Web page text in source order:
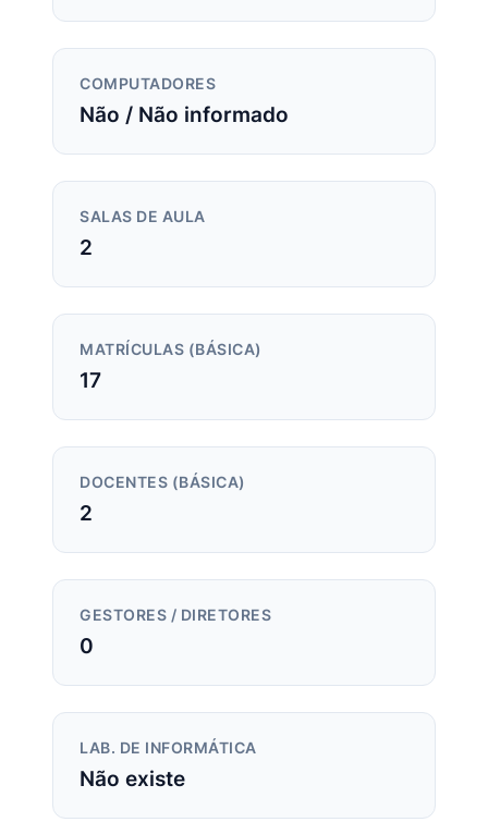
COMPUTADORES
Não / Não informado
SALAS DE AULA
2
MATRÍCULAS (BÁSICA)
17
DOCENTES (BÁSICA)
2
GESTORES / DIRETORES
0
LAB. DE INFORMÁTICA
Não existe